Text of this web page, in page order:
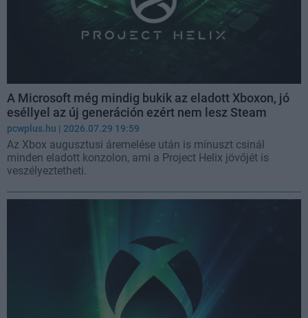
A Microsoft még mindig bukik az eladott Xboxon, jó
eséllyel az új generáción ezért nem lesz Steam
pcwplus.hu | 2026.07.29 19:59
Az Xbox augusztusi áremelése után is mínuszt csinál
minden eladott konzolon, ami a Project Helix jövőjét is
veszélyeztetheti.